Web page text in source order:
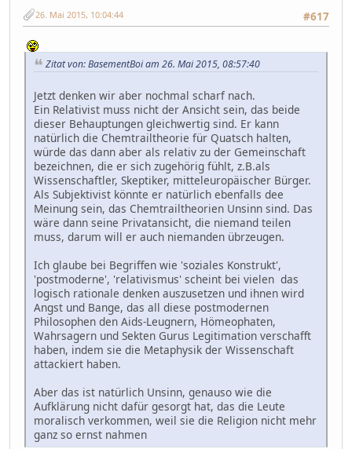
#617
26. Mai 2015, 10:04:44
Zitat von: BasementBoi am 26. Mai 2015, 08:57:40
Jetzt denken wir aber nochmal scharf nach.
Ein Relativist muss nicht der Ansicht sein, das beide
dieser Behauptungen gleichwertig sind. Er kann
natürlich die Chemtrailtheorie für Quatsch halten,
würde das dann aber als relativ zu der Gemeinschaft
bezeichnen, die er sich zugehörig fühlt, z.B.als
Wissenschaftler, Skeptiker, mitteleuropäischer Bürger.
Als Subjektivist könnte er natürlich ebenfalls dee
Meinung sein, das Chemtrailtheorien Unsinn sind. Das
wäre dann seine Privatansicht, die niemand teilen
muss, darum will er auch niemanden übrzeugen.
Ich glaube bei Begriffen wie 'soziales Konstrukt',
'postmoderne', 'relativismus' scheint bei vielen das
logisch rationale denken auszusetzen und ihnen wird
Angst und Bange, das all diese postmodernen
Philosophen den Aids-Leugnern, Hömeophaten,
Wahrsagern und Sekten Gurus Legitimation verschafft
haben, indem sie die Metaphysik der Wissenschaft
attackiert haben.
Aber das ist natürlich Unsinn, genauso wie die
Aufklärung nicht dafür gesorgt hat, das die Leute
moralisch verkommen, weil sie die Religion nicht mehr
ganz so ernst nahmen